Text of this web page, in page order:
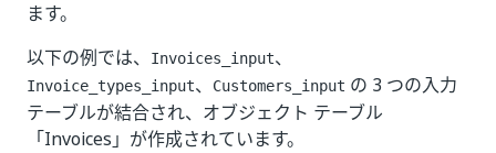
ます。
以下の例では、
Invoices_input、
Invoice_types_input、 Customers_input の 3 つの入力
テーブルが結合され、オブジェクト テーブル
「Invoices」が作成されています。